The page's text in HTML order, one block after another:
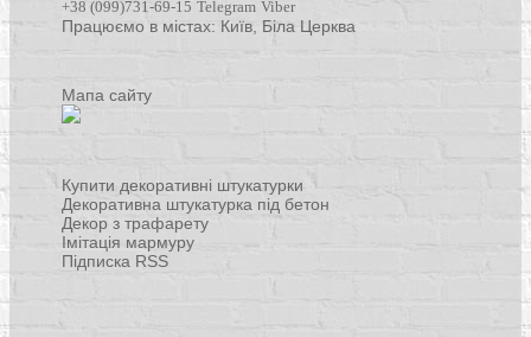
+38 (099)731-69-15 Telegram Viber
Працюємо в містах: Київ, Біла Церква
Мапа сайту
Купити декоративні штукатурки
Декоративна штукатурка під бетон
Декор з трафарету
Імітація мармуру
Підписка RSS